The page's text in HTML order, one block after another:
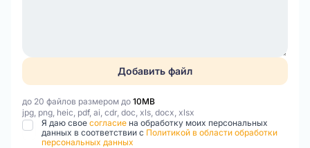
Добавить файл
до 20 файлов размером до 10MB
jpg, png, heic, pdf, ai, cdr, doc, xls, docx, xlsx
Я даю свое согласие на обработку моих персональных
данных в соответствии с Политикой в области обработки
персональных данных